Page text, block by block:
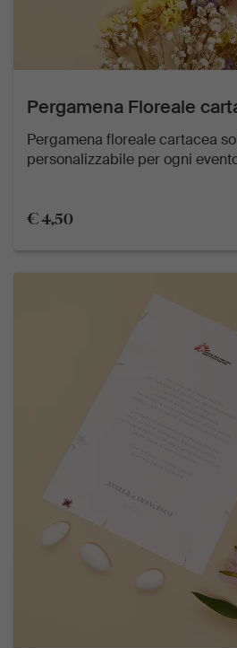
Pergamena Floreale
Pergamena floreale cartacea
personalizzabile per ogni
€ 4,50